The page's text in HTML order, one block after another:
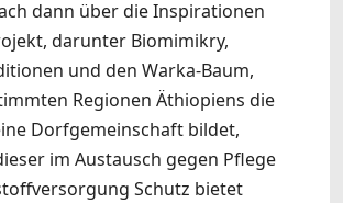
dann über die Inspirationen
darunter Biomimikry,
und den Warka-Baum,
Regionen Äthiopiens die
Dorfgemeinschaft bildet,
im Austausch gegen Pflege
Schutz bietet